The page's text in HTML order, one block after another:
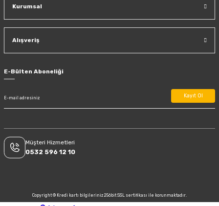
Kurumsal
Alışveriş
E-Bülten Aboneliği
Kayıt Ol
Müşteri Hizmetleri
0532 596 12 10
Copyright © Kredi kartı bilgileriniz 256bit SSL sertifikası ile korunmaktadır.